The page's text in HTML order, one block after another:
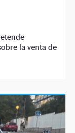
la venta de